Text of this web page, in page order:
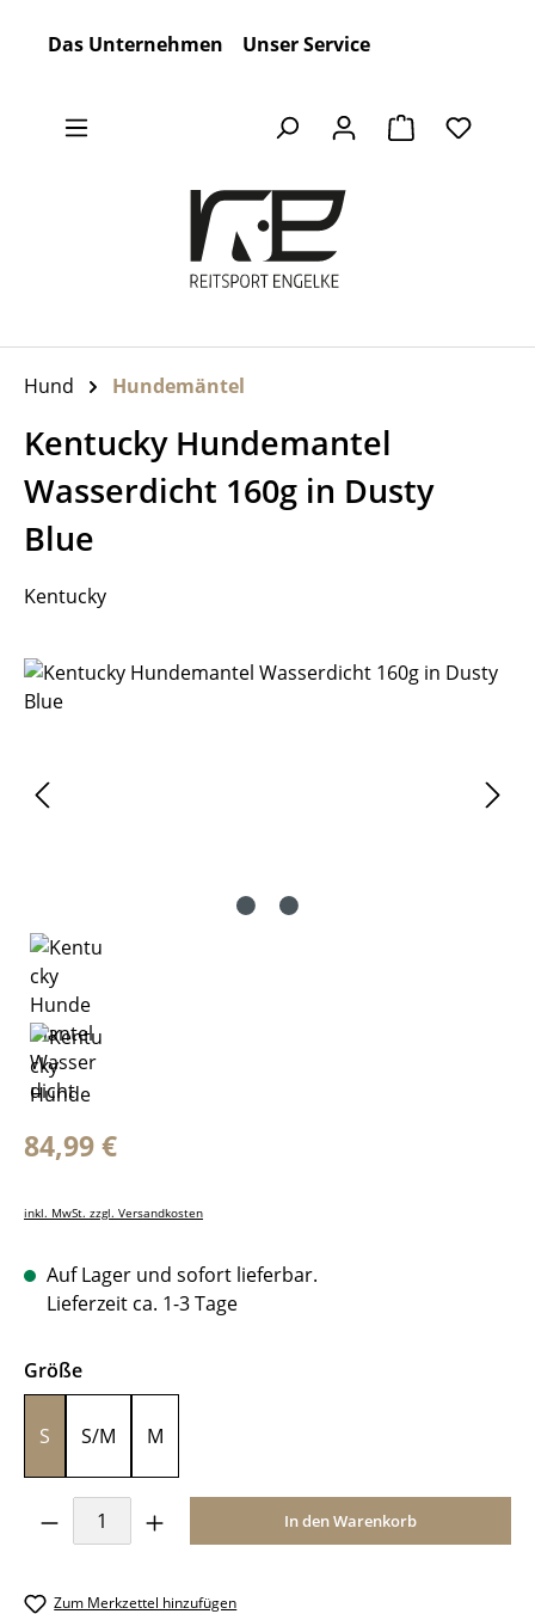
Das Unternehmen Unser Service
Warenkorb
Hund Hundemäntel
Kentucky Hundemantel
Wasserdicht 160g in Dusty
Blue
Kentucky
Bildergalerie überspringen
Regulärer Preis:
84,99 €
inkl. MwSt. zzgl. Versandkosten
Auf Lager und sofort lieferbar.
Lieferzeit ca. 1-3 Tage
Größeauswählen
S S/M M
Produkt Anzahl: Gib den gewünschten
In den Warenkorb
Zum Merkzettel hinzufügen